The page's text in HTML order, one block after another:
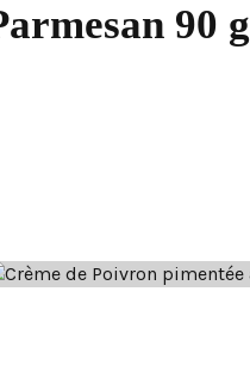
90 g